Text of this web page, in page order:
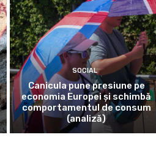
SOCIAL
Canicula pune presiune pe
economia Europei și schimbă
comportamentul de consum
(analiză)